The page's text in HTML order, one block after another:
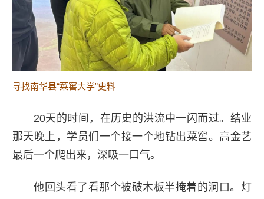
寻找南华县“菜窖大学”史料
20天的时间，在历史的洪流中一闪而过。结业
那天晚上，学员们一个接一个地钻出菜窖。高金艺
最后一个爬出来，深吸一口气。
他回头看了看那个被破木板半掩着的洞口。灯